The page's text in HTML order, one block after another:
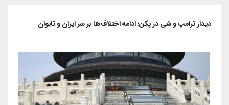
مرامنامه
بیانیه‌ها
اخبار
دیدار ترامپ و شی در پکن؛ ادامه اختلاف‌ها بر سر ایران و تایوان